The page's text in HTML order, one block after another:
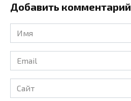
Добавить комментарий
Имя
*
Email
*
Сайт